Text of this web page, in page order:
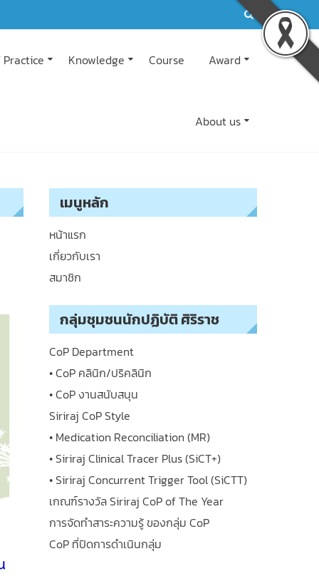
Knowledge Course Award
About us
เมนูหลัก
หน้าแรก
เกี่ยวกับเรา
สมาชิก
กลุ่มชุมชนนักปฏิบัติ ศิริราช
CoP Department
• CoP คลินิก/ปริคลินิก
• CoP งานสนับสนุน
Siriraj CoP Style
• Medication Reconciliation (MR)
• Siriraj Clinical Tracer Plus (SiCT+)
• Siriraj Concurrent Trigger Tool (SiCTT)
เกณฑ์รางวัล Siriraj CoP of The Year
การจัดทำสาระความรู้ ของกลุ่ม CoP
CoP ที่ปิดการดำเนินกลุ่ม